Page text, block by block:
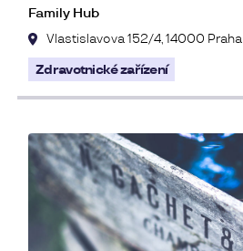
Family Hub
Vlastislavova 152/4, 14000 Praha
Zdravotnické zařízení